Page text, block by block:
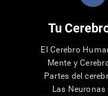
Tu
El Cerebro
Mente y
Partes del
Las Neuronas